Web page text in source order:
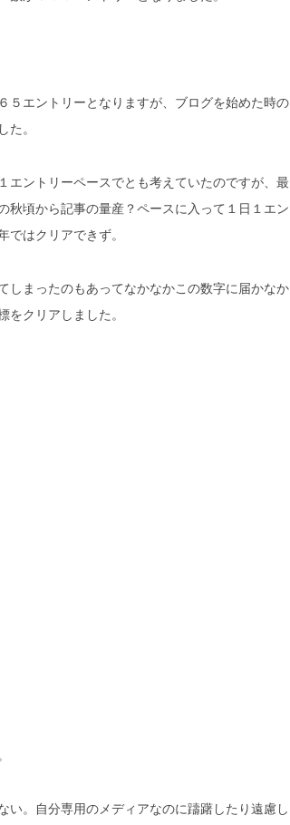
５エントリーとなりますが、ブログを始めた時の
た。
エントリーペースでとも考えていたのですが、最
秋頃から記事の量産？ペースに入って１日１エン
ではクリアできず。
しまったのもあってなかなかこの数字に届かなか
をクリアしました。
い。自分専用のメディアなのに躊躇したり遠慮し